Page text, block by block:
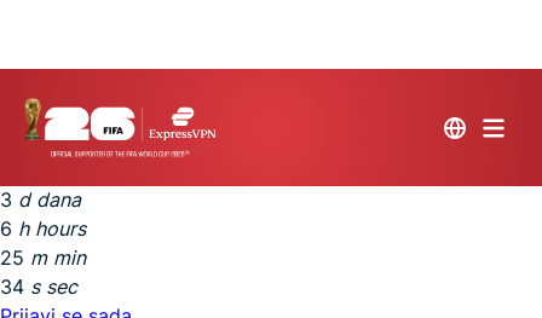
za sudjelovanje. Sljedeće izvlačenje za:
Osvojite jedan od 30 novih iPhone 17 Pro uređaja!
3 d dana
6 h hours
25 m min
33 s sec